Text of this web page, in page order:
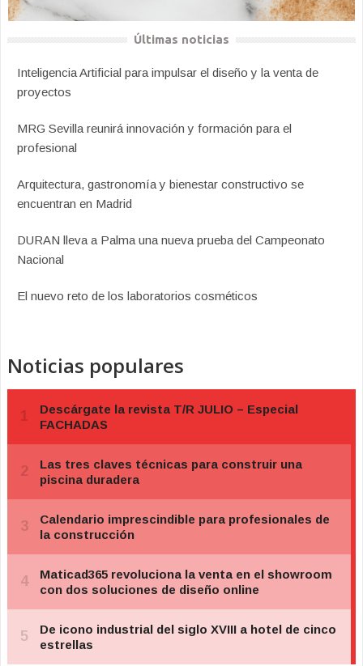
Últimas noticias
Inteligencia Artificial para impulsar el diseño y la venta de
proyectos
MRG Sevilla reunirá innovación y formación para el
profesional
Arquitectura, gastronomía y bienestar constructivo se
encuentran en Madrid
DURAN lleva a Palma una nueva prueba del Campeonato
Nacional
El nuevo reto de los laboratorios cosméticos
Noticias populares